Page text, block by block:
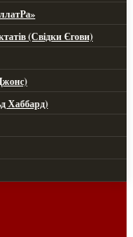
(Свідки Єгови)
Хаббард)